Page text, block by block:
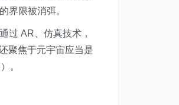
界限被消弭。
过 AR、仿真技术，
聚焦于元宇宙应当是
。